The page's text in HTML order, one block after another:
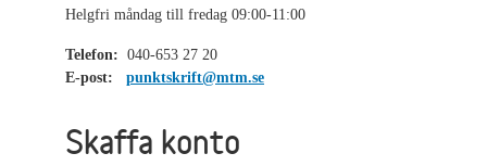
Helgfri måndag till fredag 09:00-11:00
Telefon: 040-653 27 20
E-post:
punktskrift@mtm.se
Skaffa konto